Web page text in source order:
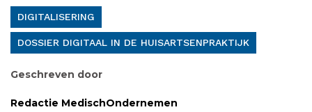
DIGITALISERING
DOSSIER DIGITAAL IN DE HUISARTSENPRAKTIJK
Geschreven door
Redactie MedischOndernemen